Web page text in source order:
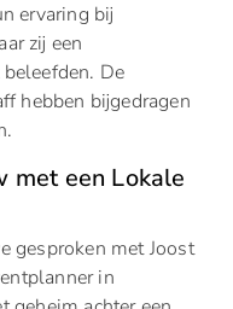
ervaring bij
zij een
De
hebben bijgedragen
met een Lokale
gesproken met Joost
in